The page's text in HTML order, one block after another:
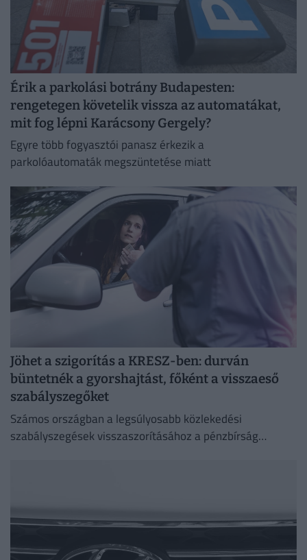
Érik a parkolási botrány Budapesten:
rengetegen követelik vissza az automatákat,
mit fog lépni Karácsony Gergely?
Egyre több fogyasztói panasz érkezik a
parkolóautomaták megszüntetése miatt
Jöhet a szigorítás a KRESZ-ben: durván
büntetnék a gyorshajtást, főként a visszaeső
szabályszegőket
Számos országban a legsúlyosabb közlekedési
szabályszegések visszaszorításához a pénzbírság